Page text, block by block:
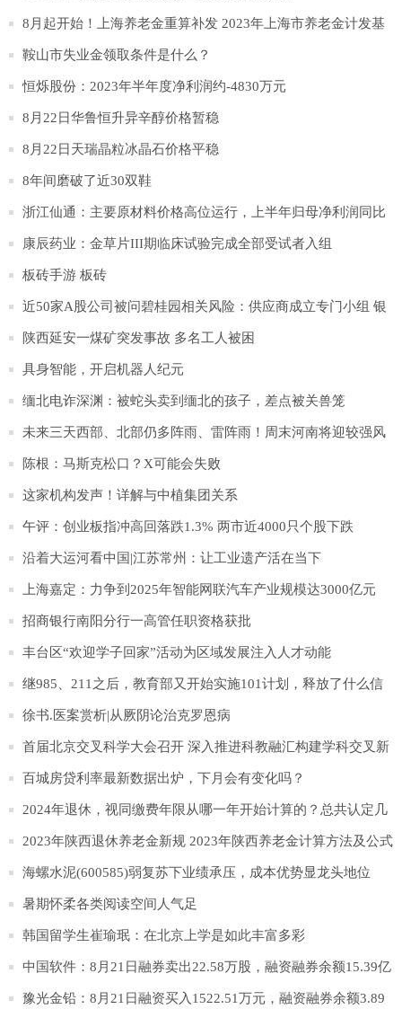
8月起开始！上海养老金重算补发 2023年上海市养老金计发基
数是多少
鞍山市失业金领取条件是什么？
恒烁股份：2023年半年度净利润约-4830万元
8月22日华鲁恒升异辛醇价格暂稳
8月22日天瑞晶粒冰晶石价格平稳
8年间磨破了近30双鞋
浙江仙通：主要原材料价格高位运行，上半年归母净利润同比
下降6.65%
康辰药业：金草片III期临床试验完成全部受试者入组
板砖手游 板砖
近50家A股公司被问碧桂园相关风险：供应商成立专门小组 银
行辟谣千亿贷款
陕西延安一煤矿突发事故 多名工人被困
具身智能，开启机器人纪元
缅北电诈深渊：被蛇头卖到缅北的孩子，差点被关兽笼
未来三天西部、北部仍多阵雨、雷阵雨！周末河南将迎较强风
雨！
陈根：马斯克松口？X可能会失败
这家机构发声！详解与中植集团关系
午评：创业板指冲高回落跌1.3% 两市近4000只个股下跌
沿着大运河看中国|江苏常州：让工业遗产活在当下
上海嘉定：力争到2025年智能网联汽车产业规模达3000亿元
招商银行南阳分行一高管任职资格获批
丰台区“欢迎学子回家”活动为区域发展注入人才动能
继985、211之后，教育部又开始实施101计划，释放了什么信
号？
徐书.医案赏析|从厥阴论治克罗恩病
首届北京交叉科学大会召开 深入推进科教融汇构建学科交叉新
格局
百城房贷利率最新数据出炉，下月会有变化吗？
2024年退休，视同缴费年限从哪一年开始计算的？总共认定几
年？
2023年陕西退休养老金新规 2023年陕西养老金计算方法及公式
如下
海螺水泥(600585)弱复苏下业绩承压，成本优势显龙头地位
暑期怀柔各类阅读空间人气足
韩国留学生崔瑜珉：在北京上学是如此丰富多彩
中国软件：8月21日融券卖出22.58万股，融资融券余额15.39亿
元
豫光金铅：8月21日融资买入1522.51万元，融资融券余额3.89